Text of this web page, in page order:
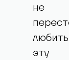
не
любить
эту